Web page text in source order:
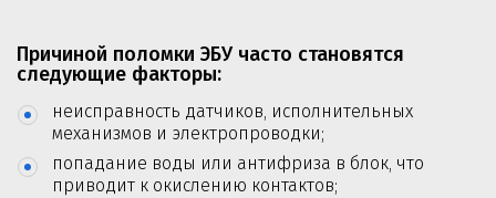
Причиной поломки ЭБУ часто становятся
следующие факторы:
неисправность датчиков, исполнительных
механизмов и электропроводки;
попадание воды или антифриза в блок, что
приводит к окислению контактов;